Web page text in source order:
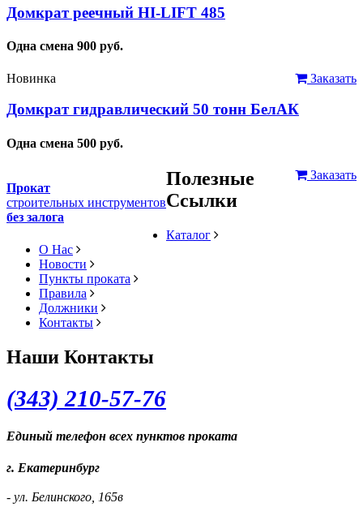
Домкрат реечный HI-LIFT 485
Одна смена 900 руб.
Заказать
Новинка
Домкрат гидравлический 50 тонн БелАК
Одна смена 500 руб.
Заказать
Прокат
строительных инструментов
без залога
Полезные
Ссылки
Каталог
О Нас
Новости
Пункты проката
Правила
Должники
Контакты
Наши Контакты
(343) 210-57-76
Единый телефон всех пунктов проката
г. Екатеринбург
- ул. Белинского, 165в